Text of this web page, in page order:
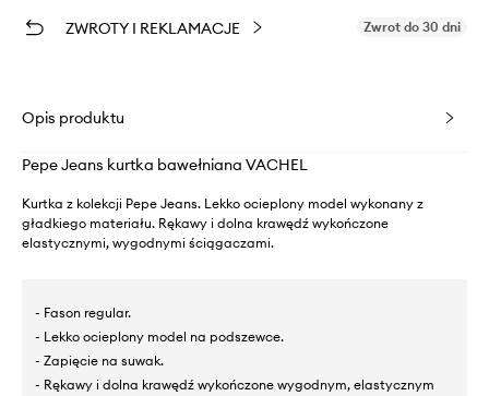
ZWROTY I REKLAMACJE Zwrot do 30 dni
Opis produktu
Pepe Jeans kurtka bawełniana VACHEL
Kurtka z kolekcji Pepe Jeans. Lekko ocieplony model wykonany z
gładkiego materiału. Rękawy i dolna krawędź wykończone
elastycznymi, wygodnymi ściągaczami.
- Fason regular.
- Lekko ocieplony model na podszewce.
- Zapięcie na suwak.
- Rękawy i dolna krawędź wykończone wygodnym, elastycznym